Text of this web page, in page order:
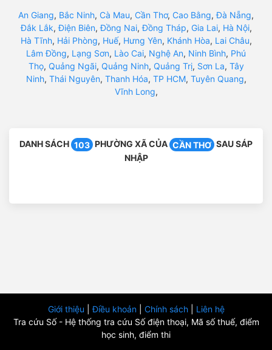
An Giang, Bắc Ninh, Cà Mau, Cần Thơ, Cao Bằng,Đà Nẵng,
Đắk Lắk,Điện Biên,Đồng Nai,Đồng Tháp, Gia Lai, Hà Nội,
Hà Tĩnh, Hải Phòng, Huế, Hưng Yên, Khánh Hòa, Lai Châu,
Lâm Đồng, Lạng Sơn, Lào Cai, Nghệ An, Ninh Bình, Phú
Thọ, Quảng Ngãi, Quảng Ninh, Quảng Trị, Sơn La, Tây
Ninh, Thái Nguyên, Thanh Hóa, TP HCM, Tuyên Quang,
Vĩnh Long,
DANH SÁCH 103 PHƯỜNG XÃ CỦA CẦN THƠ SAU SÁP
NHẬP
Giới thiệu |Điều khoản Chính sách
Liên hệ
Tra cứu Số - Hệ thống tra cứu Số điện thoại, Mã số thuế, điểm
học sinh, điểm thi